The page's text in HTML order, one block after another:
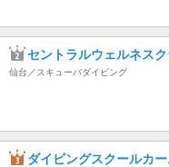
セントラルウェルネス
仙台／スキューバダイビング
ダイビングスクールカ